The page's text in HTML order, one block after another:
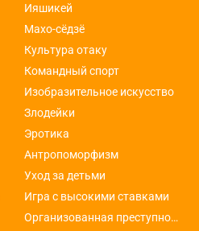
Ияшикей
Махо-сёдзё
Культура отаку
Командный спорт
Изобразительное искусство
Злодейки
Эротика
Антропоморфизм
Уход за детьми
Игра с высокими ставками
Организованная преступность